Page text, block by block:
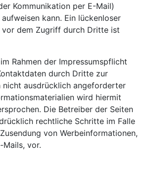
Kommunikation per E-Mail)
kann. Ein lückenloser
vor dem Zugriff durch Dritte ist
Rahmen der Impressumspflicht
durch Dritte zur
nicht ausdrücklich angeforderter
wird hiermit
Die Betreiber der Seiten
rechtliche Schritte im Falle
von Werbeinformationen,
vor.